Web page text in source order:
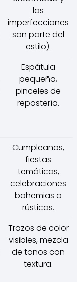
las
imperfecciones
son parte del
estilo).
Espátula
pequeña,
pinceles de
repostería.
Cumpleaños,
fiestas
temáticas,
celebraciones
bohemias o
rústicas.
Trazos de color
visibles, mezcla
de tonos con
textura.